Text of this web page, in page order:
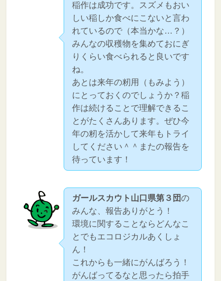
稲作は成功です。スズメもおい
しい稲しか食べにこないと言わ
れているので（本当かな…？）
みんなの収穫物を集めておにぎ
りくらい食べられると良いです
ね。
あとは来年の籾用（もみよう）
にとっておくのでしょうか？稲
作は続けることで理解できるこ
とがたくさんあります。ぜひ今
年の籾を活かして来年もトライ
してください＾＾またの報告を
待っています！
ガールスカウト山口県第３団の
みんな、報告ありがとう！
環境に関することならどんなこ
とでもエコロジカルあくしょ
ん！
これからも一緒にがんばろう！
がんばってるなと思ったら拍手